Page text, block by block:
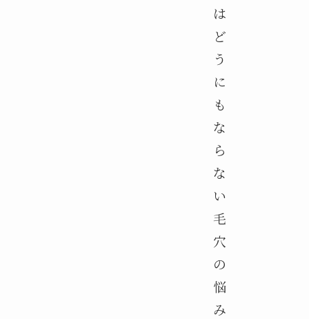
は
ど
う
に
も
な
ら
な
い
毛
穴
の
悩
み